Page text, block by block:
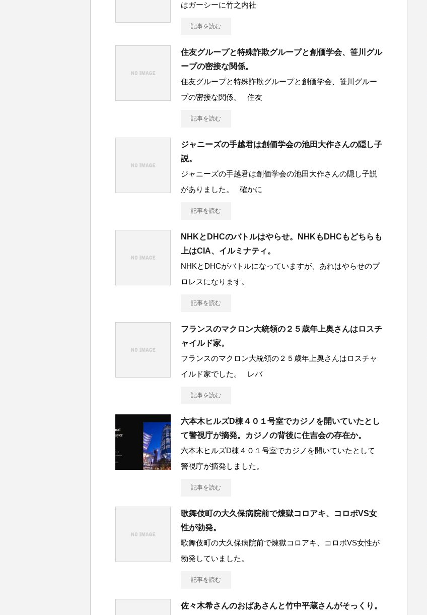
はガーシーに竹之内社
記事を読む
住友グループと特殊詐欺グループと創価学会、笹川グル
ープの密接な関係。
住友グループと特殊詐欺グループと創価学会、笹川グルー
プの密接な関係。 住友
記事を読む
ジャニーズの手越君は創価学会の池田大作さんの隠し子
説。
ジャニーズの手越君は創価学会の池田大作さんの隠し子説
がありました。 確かに
記事を読む
NHKとDHCのバトルはやらせ。NHKもDHCもどちらも
上はCIA、イルミナティ。
NHKとDHCがバトルになっていますが、あれはやらせのプ
ロレスになります。
記事を読む
フランスのマクロン大統領の２５歳年上奥さんはロスチ
ャイルド家。
フランスのマクロン大統領の２５歳年上奥さんはロスチャ
イルド家でした。 レバ
記事を読む
六本木ヒルズD棟４０１号室でカジノを開いていたとし
て警視庁が摘発。カジノの背後に住吉会の存在か。
六本木ヒルズD棟４０１号室でカジノを開いていたとして
警視庁が摘発しました。
記事を読む
歌舞伎町の大久保病院前で煉獄コロアキ、コロボVS女
性が勃発。
歌舞伎町の大久保病院前で煉獄コロアキ、コロボVS女性が
勃発していました。
記事を読む
佐々木希さんのおばあさんと竹中平蔵さんがそっくり。